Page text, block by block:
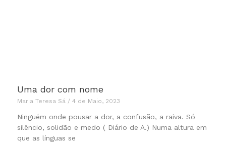
Uma dor com nome
Maria Teresa Sá 4 de Maio, 2023
Ninguém onde pousar a dor, a confusão, a raiva. Só
silêncio, solidão e medo ( Diário de A.) Numa altura em
que as línguas se